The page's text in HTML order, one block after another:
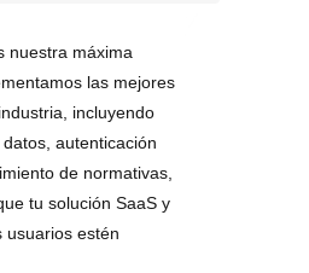
nuestra máxima
las mejores
incluyendo
autenticación
de normativas,
tu solución SaaS y
usuarios estén